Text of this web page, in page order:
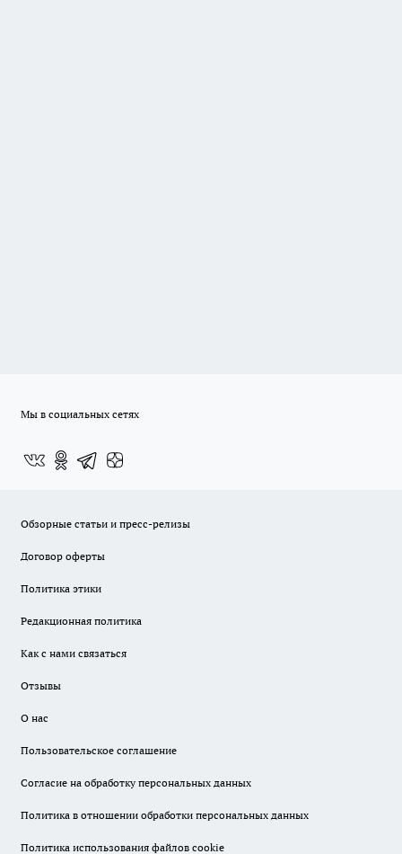
Мы в социальных сетях
Обзорные статьи и пресс-релизы
Договор оферты
Политика этики
Редакционная политика
Как с нами связаться
Отзывы
О нас
Пользовательское соглашение
Согласие на обработку персональных данных
Политика в отношении обработки персональных данных
Политика использования файлов cookie